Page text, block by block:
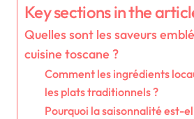
Key sections in the
Quelles sont les saveurs
cuisine toscane ?
Comment les ingrédients
les plats traditionnels ?
Pourquoi la saisonnalité est-